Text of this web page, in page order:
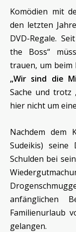
Komödien mit
den letzten
DVD-Regale.
the Boss“
trauen, um beim
„Wir sind die
Sache und trotz
hier nicht um
Nachdem dem
Sudeikis)
Schulden bei
anfänglichen
Familienurlaub
gelangen.